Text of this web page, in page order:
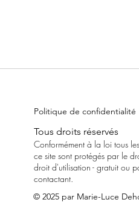
FESTIVAL MAP
Politique de confidentialité
Tous droits réservés
Conformément à la loi tous
ce site sont protégés par le
droit d'utilisation - gratuit ou
contactant
© 2025 par Marie-Luce